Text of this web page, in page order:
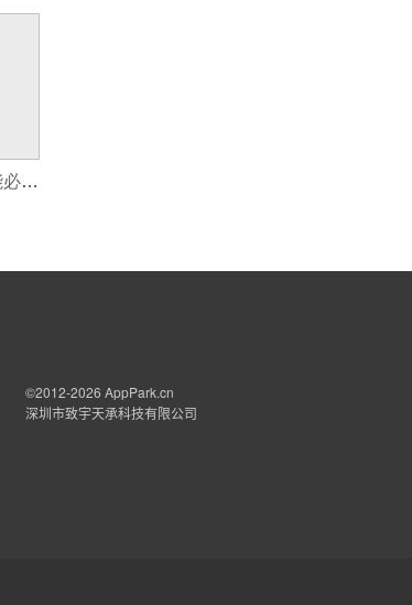
驾校APP定制开发哪些功能必不可少？
©2012-2026 AppPark.cn
深圳市致宇天承科技有限公司